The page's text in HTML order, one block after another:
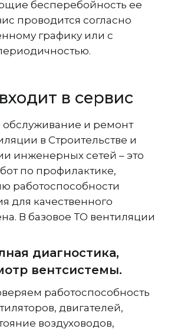
бесперебойность ее
проводится согласно
графику или с
в сервис
обслуживание и ремонт
в Строительстве и
инженерных сетей – это
по профилактике,
работоспособности
для качественного
В базовое ТО вентиляции
диагностика,
вентсистемы.
работоспособность
двигателей,
воздуховодов,